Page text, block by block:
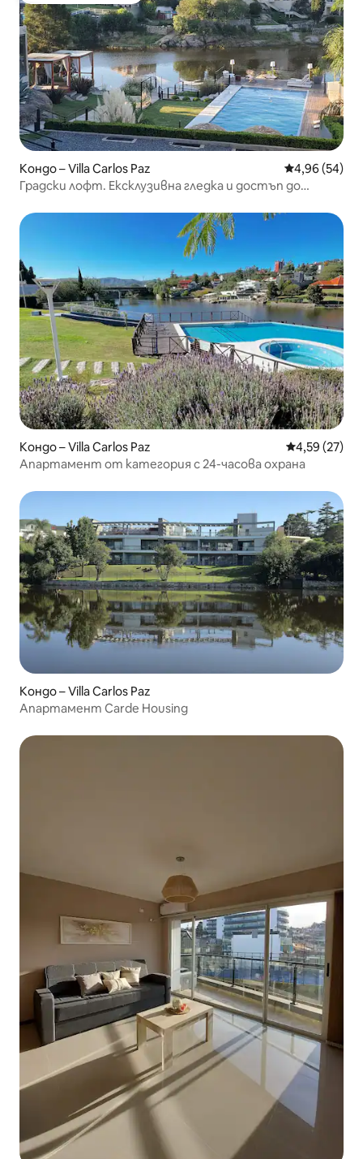
Кондо – Villa Carlos Paz Средна
4,96 (54)
Градски лофт. Ексклузивна гледка и достъп до
Кондо – Villa Carlos Paz Средна
4,59 (27)
Апартамент от категория с 24-часова охрана
Кондо – Villa Carlos Paz
Апартамент Carde Housing